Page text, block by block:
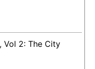
Vol 2: The City